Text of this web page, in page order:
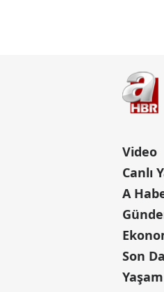
Video
Canlı
A
Son
Yaşam